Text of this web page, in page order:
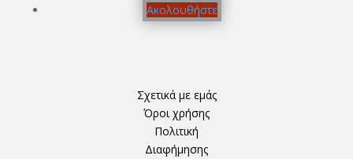
Ακολουθήστε
Σχετικά με εμάς
Όροι χρήσης
Πολιτική
Διαφήμησης